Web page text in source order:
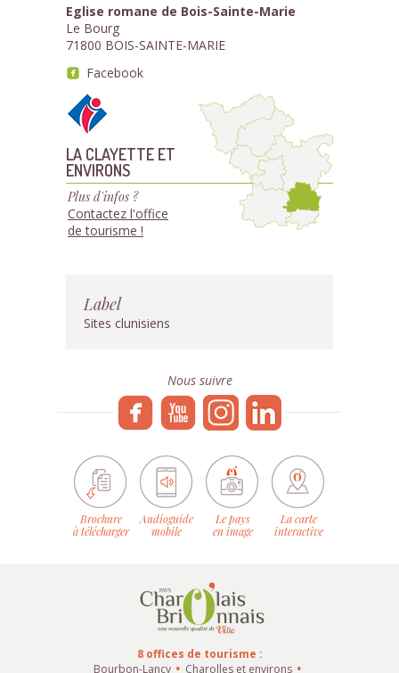
Eglise romane de Bois-Sainte-Marie
Le Bourg
71800 BOIS-SAINTE-MARIE
Facebook
LA CLAYETTE ET
ENVIRONS
Plus d'infos ?
Contactez l'office
de tourisme !
Label
Sites clunisiens
Nous suivre
Brochure
à télécharger
Audioguide
mobile
Le pays
en image
La carte
interactive
8 offices de tourisme :
Bourbon-Lancy
Charolles et environs